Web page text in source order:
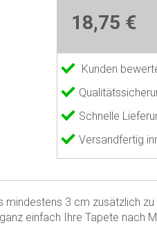
18,75 €
Kunden
Schnelle
Versandfertig
3 cm zusätzlich
einfach Ihre Tapete nach